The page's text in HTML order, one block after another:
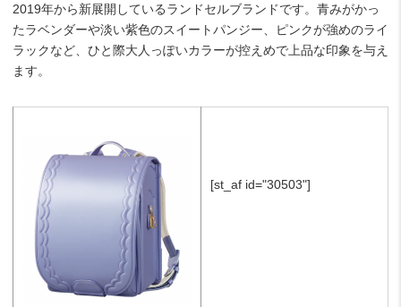
2019年から新展開しているランドセルブランドです。青みがかっ
たラベンダーや淡い紫色のスイートパンジー、ピンクが強めのライ
ラックなど、ひと際大人っぽいカラーが控えめで上品な印象を与え
ます。
[st_af id="30503"]